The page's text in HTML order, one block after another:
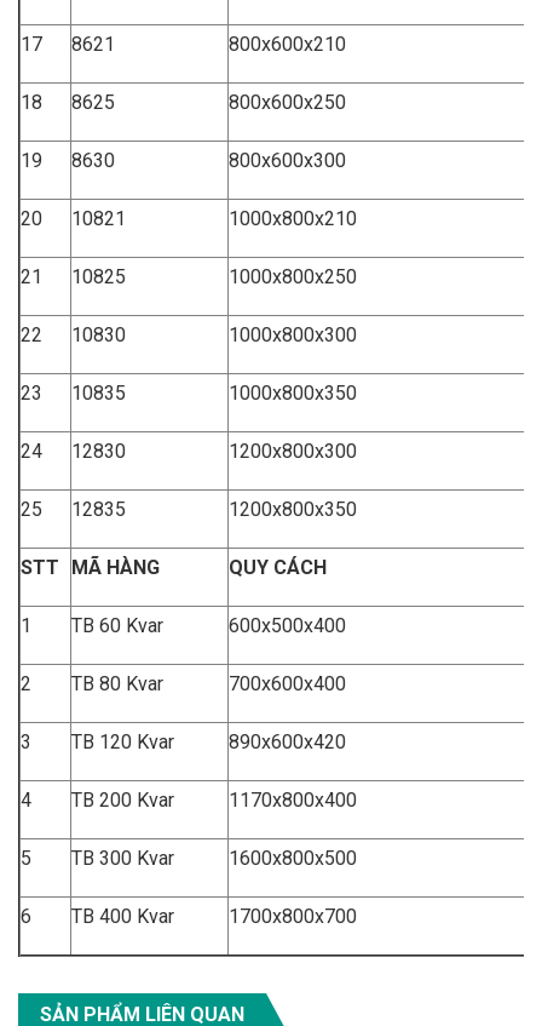
17 8621 800x600x210
18 8625 800x600x250
19 8630 800x600x300
20 10821 1000x800x210
21 10825 1000x800x250
22 10830 1000x800x300
23 10835 1000x800x350
24 12830 1200x800x300
25 12835 1200x800x350
STT MÃ HÀNG QUY CÁCH
1 TB 60 Kvar 600x500x400
2 TB 80 Kvar 700x600x400
3 TB 120 Kvar 890x600x420
4 TB 200 Kvar 1170x800x400
5 TB 300 Kvar 1600x800x500
6 TB 400 Kvar 1700x800x700
SẢN PHẨM LIÊN QUAN